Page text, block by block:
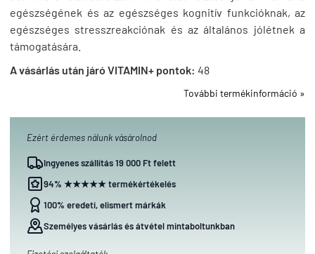
egészségének és az egészséges kognitív funkcióknak, az
egészséges stresszreakciónak és az általános jólétnek a
támogatására.
A vásárlás után járó VITAMIN+ pontok: 48
További termékinformáció »
Ezért érdemes nálunk vásárolnod
Ingyenes szállítás 19 000 Ft felett
94% ★★★★★ termékértékelés
100% eredeti, elismert márkák
Személyes vásárlás és átvétel mintaboltunkban